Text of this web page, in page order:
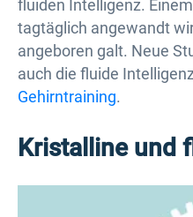
fluiden Intelligenz.
tagtäglich angewandt
angeboren galt. Neue
auch die fluide
Gehirntraining.
Kristalline und